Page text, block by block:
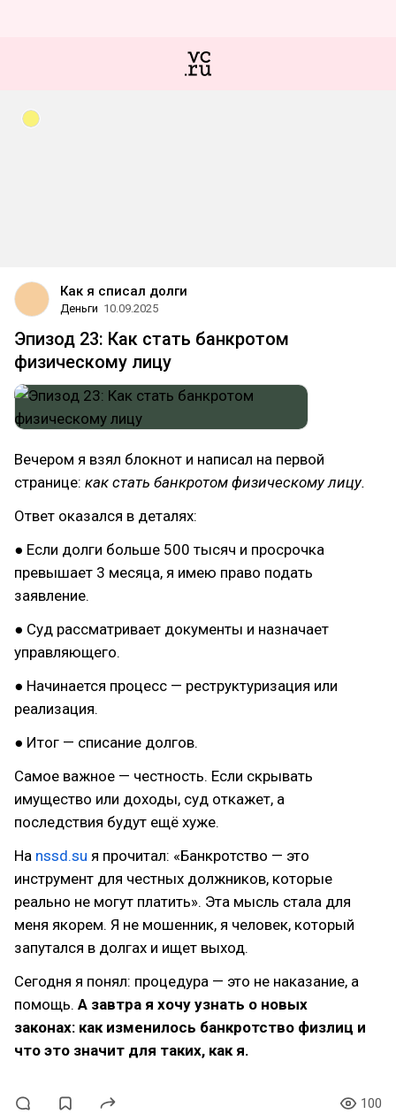
Как я списал долги
Деньги 10.09.2025
Эпизод 23: Как стать банкротом
физическому лицу
Вечером я взял блокнот и написал на первой
странице: как стать банкротом физическому лицу.
Ответ оказался в деталях:
● Если долги больше 500 тысяч и просрочка
превышает 3 месяца, я имею право подать
заявление.
● Суд рассматривает документы и назначает
управляющего.
● Начинается процесс — реструктуризация или
реализация.
● Итог — списание долгов.
Самое важное — честность. Если скрывать
имущество или доходы, суд откажет, а
последствия будут ещё хуже.
На nssd.su я прочитал: «Банкротство — это
инструмент для честных должников, которые
реально не могут платить». Эта мысль стала для
меня якорем. Я не мошенник, я человек, который
запутался в долгах и ищет выход.
Сегодня я понял: процедура — это не наказание, а
помощь. А завтра я хочу узнать о новых
законах: как изменилось банкротство физлиц и
что это значит для таких, как я.
100